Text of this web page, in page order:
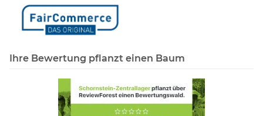
Ihre Bewertung pflanzt einen Baum